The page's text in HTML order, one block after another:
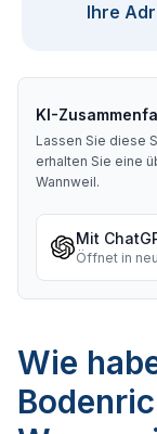
Ihre
KI-
Lassen Sie diese
erhalten Sie eine
Wannweil.
Mit
Öffnet in
Wie